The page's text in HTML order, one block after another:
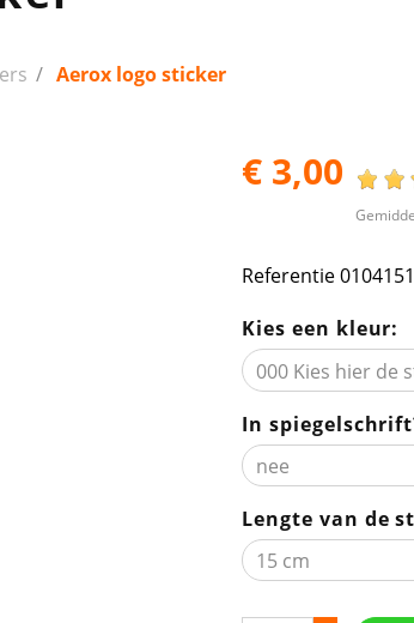
Aerox logo sticker
€ 3,00
Referentie0104151
Kies een kleur:
In
Lengte van de